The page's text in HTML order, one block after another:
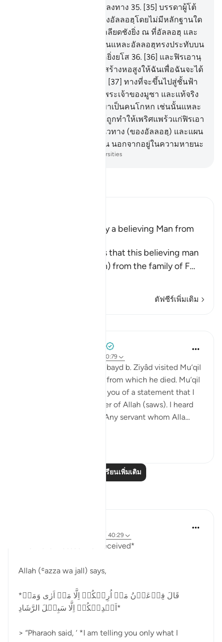
Musa was supported by a believing Man from
The well-known view is that this believing man
was a Coptic (Egyptian) from the family of F…
ตัฟซีร์เพิ่มเติม
อายะห์ 40:29, 20:79
Al-Hasan narrates that ‘Ubayd b. Ziyâd visited Mu‘qil
b. Yasâr during his illness from which he died. Mu‘qil
narrates to him: I will tell you of a statement that I
heard from the Messenger of Allah (saws). I heard
the Prophet (saws) say: 'Any servant whom Alla...
อ่านบทเรียนเพิ่มเติม
อายะห์ 40:29
*How the Masses Are Deceived*
Allah (ʿazza wa jall) says,
*قَالَ فِرۡعَوۡنُ مَاۤ اُرِيۡكُمۡ اِلَّا مَاۤ اَرٰى وَمَاۤ
اَهۡدِيۡكُمۡ اِلَّا سَبِيۡلَ الرَّشَادِ‏*
> “Pharaoh said, ‘ *I am telling you only what I
ทรงให้ผู้ที่เขาฝ่าฝืนสงสัยหลงทาง 35. [35] บรรดาผู้โต้
เถียงในสัญญาณต่าง ๆ ของอัลลอฮฺโดยไม่มีหลักฐานใด
ๆ มายังพวกเขา เป็นที่น่าเกลียดชังยิ่ง ณ ที่อัลลอฮฺ และ
ณ ที่บรรดาผู้ศรัทธา เช่นนั้นแหละอัลลอฮฺทรงประทับบน
ทุก ๆ หัวใจของผู้จองหองหยิ่งยโส 36. [36] และฟิรเอานฺ
กล่าวว่า โอ้ฮามานเอ๋ย จงสร้างหอสูงให้ฉันเพื่อฉันจะได้
[37] ทางที่จะขึ้นไปสู่ชั้นฟ้า
ทั้งหลาย เพื่อฉันจะได้เห็นพระเจ้าของมูซา และแท้จริง
ฉันคิดอย่างแน่ใจแล้วว่าเขาเป็นคนโกหก เช่นนั้นแหละ
การงานที่ชั่วช้าของเขาได้ถูกทำให้เพริศแพร้วแก่ฟิรเอา
นฺ และเขาถูกปิดกั้นจากแนวทาง (ของอัลลอฮฺ) และแผน
การของฟิรเอานฺนั้นมิใช่อื่น นอกจากอยู่ในความหายนะ
Society of Institutes and Universities